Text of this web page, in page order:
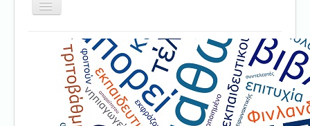
Εναλλαγή
Αρχική
Τμήμα Α'
Τμήμα Β'